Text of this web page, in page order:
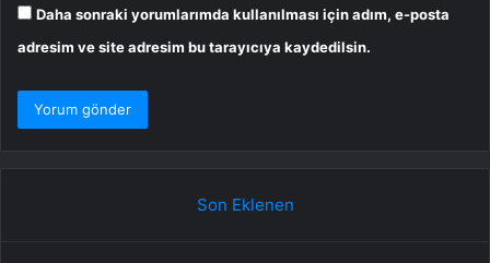
Daha sonraki yorumlarımda kullanılması için adım, e-posta
adresim ve site adresim bu tarayıcıya kaydedilsin.
Son Eklenen